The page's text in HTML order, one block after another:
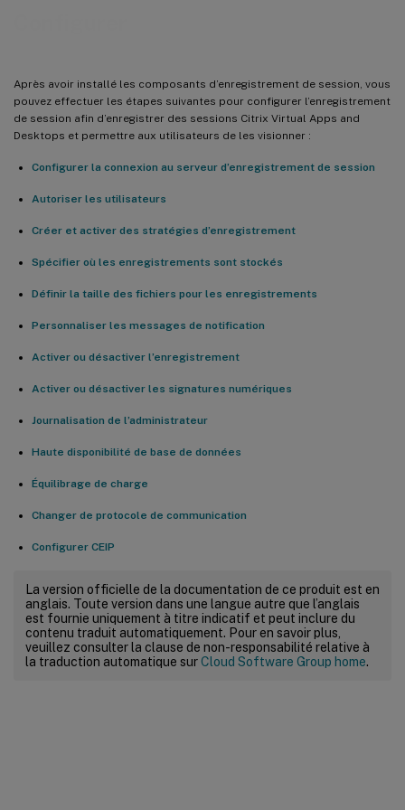
Après avoir installé les composants d’enregistrement de session, vous
pouvez effectuer les étapes suivantes pour configurer l’enregistrement
de session afin d’enregistrer des sessions Citrix Virtual Apps and
Desktops et permettre aux utilisateurs de les visionner :
Configurer la connexion au serveur d’enregistrement de session
Autoriser les utilisateurs
Créer et activer des stratégies d’enregistrement
Spécifier où les enregistrements sont stockés
Définir la taille des fichiers pour les enregistrements
Personnaliser les messages de notification
Activer ou désactiver l’enregistrement
Activer ou désactiver les signatures numériques
Journalisation de l’administrateur
Haute disponibilité de base de données
Équilibrage de charge
Changer de protocole de communication
Configurer CEIP
La version officielle de la documentation de ce produit est en
anglais. Toute version dans une langue autre que l’anglais
est fournie uniquement à titre indicatif et peut inclure du
contenu traduit automatiquement. Pour en savoir plus,
veuillez consulter la clause de non-responsabilité relative à
la traduction automatique surCloud Software Group home.